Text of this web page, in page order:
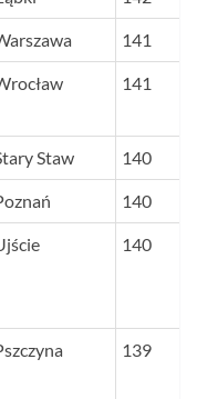
141
141
Staw 140
140
140
139